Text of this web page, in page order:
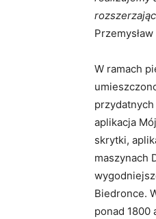
W ramach
aplikacja
skrytki,
maszynach
Biedronce.
ponad 1800